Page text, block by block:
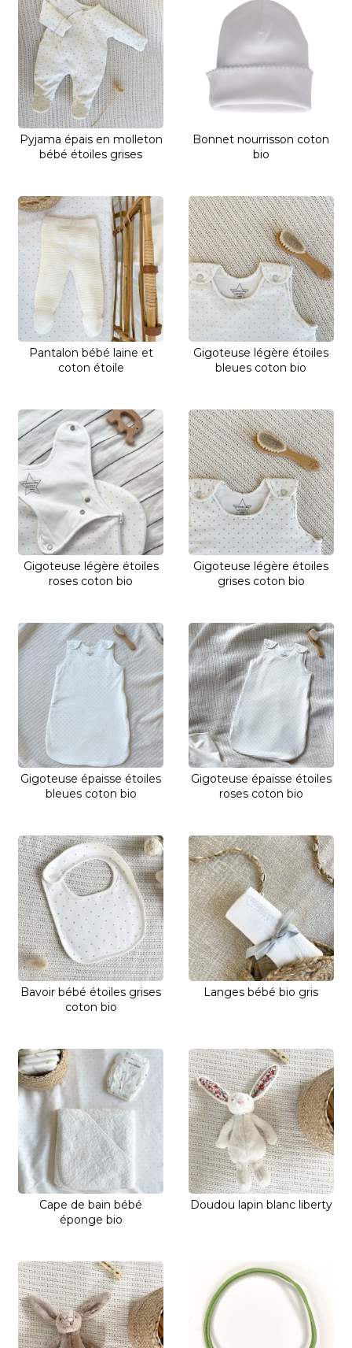
Pyjama épais en molleton
bébé étoiles grises
Bonnet nourrisson coton
bio
Pantalon bébé laine et
coton étoile
Gigoteuse légère étoiles
bleues coton bio
Gigoteuse légère étoiles
roses coton bio
Gigoteuse légère étoiles
grises coton bio
Gigoteuse épaisse étoiles
bleues coton bio
Gigoteuse épaisse étoiles
roses coton bio
Bavoir bébé étoiles grises
coton bio
Langes bébé bio gris
Cape de bain bébé
éponge bio
Doudou lapin blanc liberty